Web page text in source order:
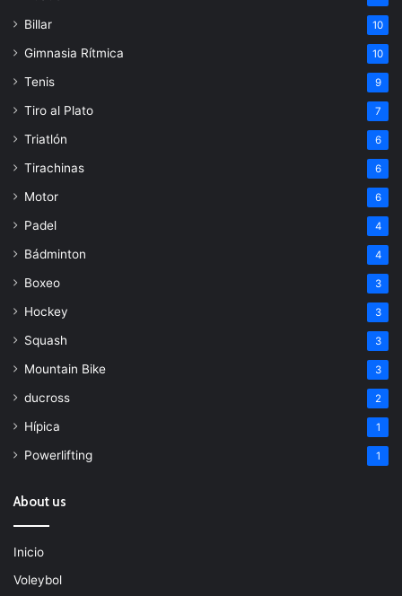
Billar 10
Gimnasia Rítmica 10
Tenis 9
Tiro al Plato 7
Triatlón 6
Tirachinas 6
Motor 6
Padel 4
Bádminton 4
Boxeo 3
Hockey 3
Squash 3
Mountain Bike 3
ducross 2
Hípica 1
Powerlifting 1
About us
Inicio
Voleybol